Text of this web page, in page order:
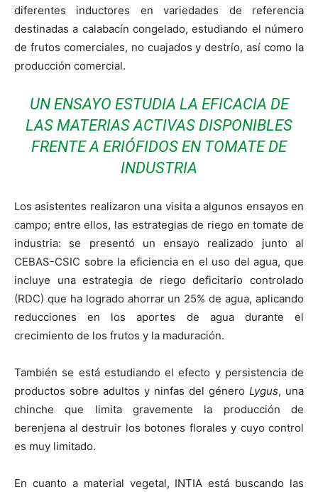
diferentes inductores en variedades de referencia
destinadas a calabacín congelado, estudiando el número
de frutos comerciales, no cuajados y destrío, así como la
producción comercial.
UN ENSAYO ESTUDIA LA EFICACIA DE
LAS MATERIAS ACTIVAS DISPONIBLES
FRENTE A ERIÓFIDOS EN TOMATE DE
INDUSTRIA
Los asistentes realizaron una visita a algunos ensayos en
campo; entre ellos, las estrategias de riego en tomate de
industria: se presentó un ensayo realizado junto al
CEBAS-CSIC sobre la eficiencia en el uso del agua, que
incluye una estrategia de riego deficitario controlado
(RDC) que ha logrado ahorrar un 25% de agua, aplicando
reducciones en los aportes de agua durante el
crecimiento de los frutos y la maduración.
También se está estudiando el efecto y persistencia de
productos sobre adultos y ninfas del género Lygus, una
chinche que limita gravemente la producción de
berenjena al destruir los botones florales y cuyo control
es muy limitado.
En cuanto a material vegetal, INTIA está buscando las